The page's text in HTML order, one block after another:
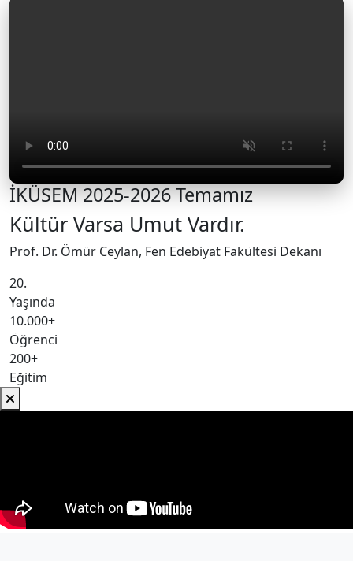
İKÜSEM 2025-2026 Temamız
Kültür Varsa Umut Vardır.
Prof. Dr. Ömür Ceylan, Fen Edebiyat Fakültesi Dekanı
20.
Yaşında
10.000+
Öğrenci
200+
Eğitim